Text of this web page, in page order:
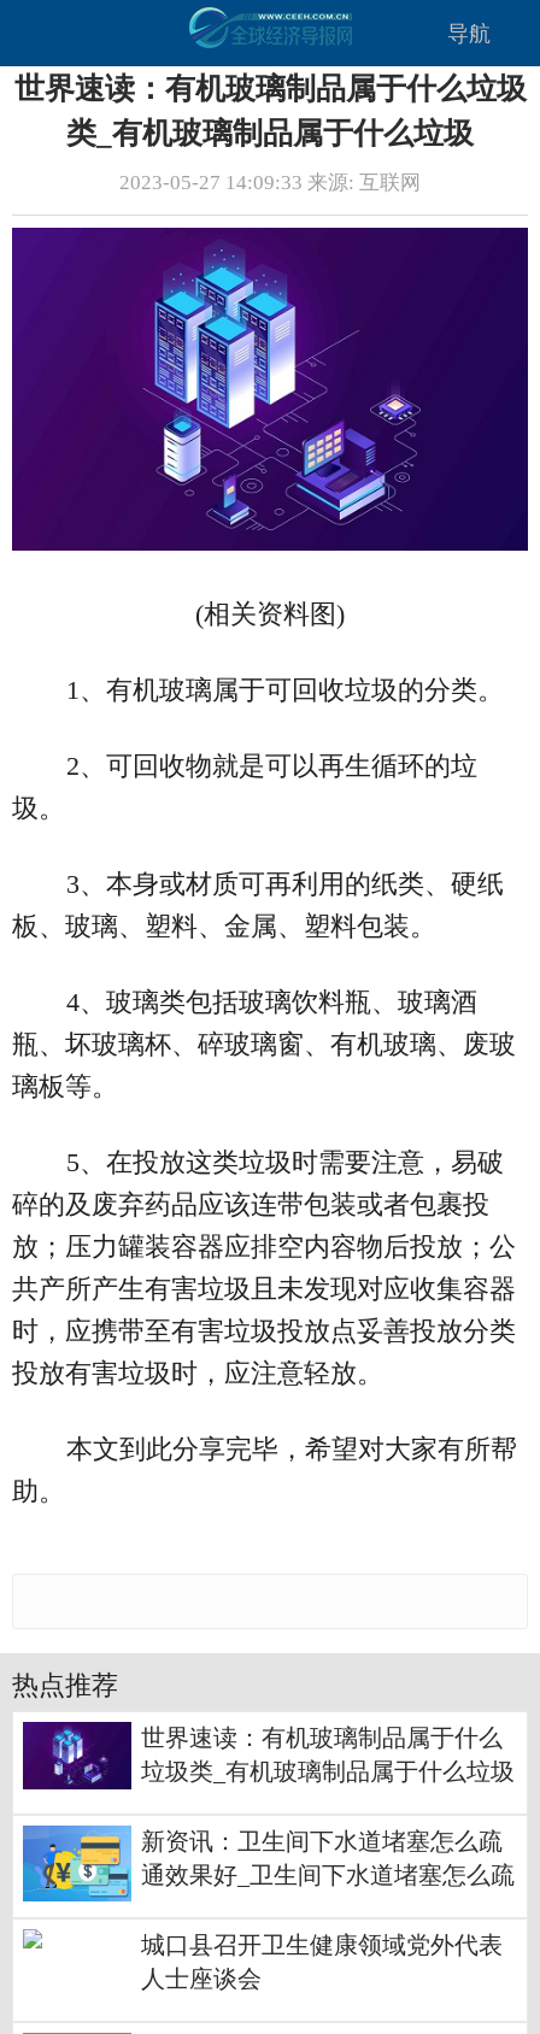
导航
世界速读：有机玻璃制品属于什么垃圾
类_有机玻璃制品属于什么垃圾
2023-05-27 14:09:33 来源: 互联网
(相关资料图)
1、有机玻璃属于可回收垃圾的分类。
2、可回收物就是可以再生循环的垃
圾。
3、本身或材质可再利用的纸类、硬纸
板、玻璃、塑料、金属、塑料包装。
4、玻璃类包括玻璃饮料瓶、玻璃酒
瓶、坏玻璃杯、碎玻璃窗、有机玻璃、废玻
璃板等。
5、在投放这类垃圾时需要注意，易破
碎的及废弃药品应该连带包装或者包裹投
放；压力罐装容器应排空内容物后投放；公
共产所产生有害垃圾且未发现对应收集容器
时，应携带至有害垃圾投放点妥善投放分类
投放有害垃圾时，应注意轻放。
本文到此分享完毕，希望对大家有所帮
助。
热点推荐
世界速读：有机玻璃制品属于什么
垃圾类_有机玻璃制品属于什么垃圾
新资讯：卫生间下水道堵塞怎么疏
通效果好_卫生间下水道堵塞怎么疏
城口县召开卫生健康领域党外代表
人士座谈会